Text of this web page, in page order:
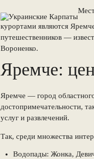
курортами являются
путешественников —
Вороненко.
Яремче:
Яремче — город
достопримечательности,
услуг и развлечений.
Так, среди множества
Водопады: Жонка,